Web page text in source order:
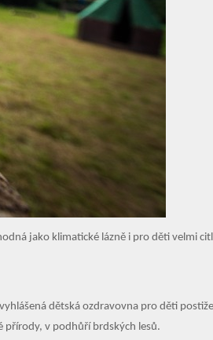
jako klimatické lázně i pro děti velmi
dětská ozdravovna pro děti
přírody, v podhůří brdských lesů.